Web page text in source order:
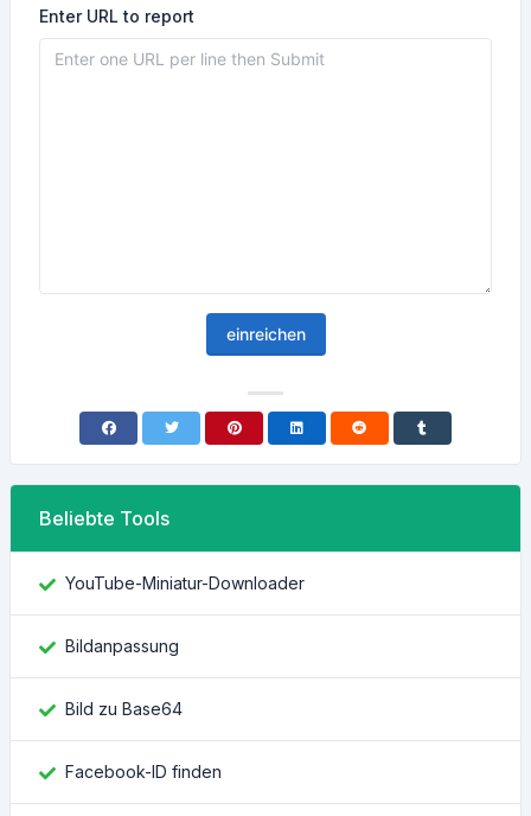
Enter URL to report
einreichen
Beliebte Tools
YouTube-Miniatur-Downloader
Bildanpassung
Bild zu Base64
Facebook-ID finden